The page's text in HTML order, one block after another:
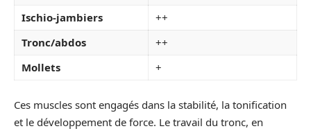
Ischio-jambiers
++
Tronc/abdos
++
Mollets
+
Ces muscles sont engagés dans la stabilité, la tonification
et le développement de force. Le travail du tronc, en